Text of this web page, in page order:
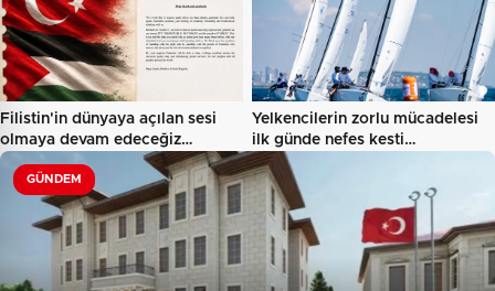
Filistin'in dünyaya açılan sesi
olmaya devam edeceğiz…
Yelkencilerin zorlu mücadelesi
ilk günde nefes kesti…
GÜNDEM